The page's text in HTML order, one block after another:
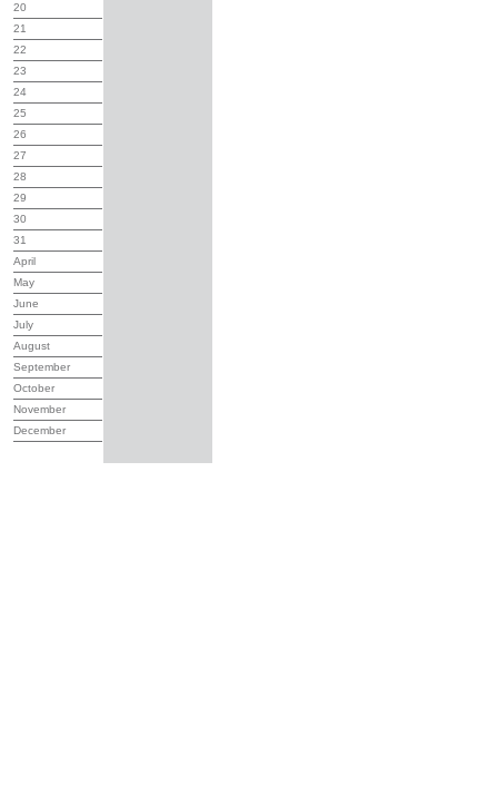
20
21
22
23
24
25
26
27
28
29
30
31
April
May
June
July
August
September
October
November
December